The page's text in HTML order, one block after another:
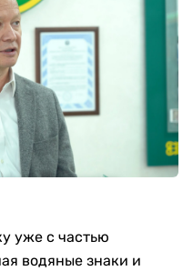
уже с частью
водяные знаки и